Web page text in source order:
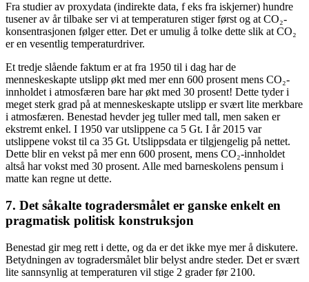
Fra studier av proxydata (indirekte data, f eks fra iskjerner) hundre
tusener av år tilbake ser vi at temperaturen stiger først og at CO₂-
konsentrasjonen følger etter. Det er umulig å tolke dette slik at CO₂
er en vesentlig temperaturdriver.
Et tredje slående faktum er at fra 1950 til i dag har de
menneskeskapte utslipp økt med mer enn 600 prosent mens CO₂-
innholdet i atmosfæren bare har økt med 30 prosent! Dette tyder i
meget sterk grad på at menneskeskapte utslipp er svært lite merkbare
i atmosfæren. Benestad hevder jeg tuller med tall, men saken er
ekstremt enkel. I 1950 var utslippene ca 5 Gt. I år 2015 var
utslippene vokst til ca 35 Gt. Utslippsdata er tilgjengelig på nettet.
Dette blir en vekst på mer enn 600 prosent, mens CO₂-innholdet
altså har vokst med 30 prosent. Alle med barneskolens pensum i
matte kan regne ut dette.
7. Det såkalte togradersmålet er ganske enkelt en
pragmatisk politisk konstruksjon
Benestad gir meg rett i dette, og da er det ikke mye mer å diskutere.
Betydningen av togradersmålet blir belyst andre steder. Det er svært
lite sannsynlig at temperaturen vil stige 2 grader før 2100.